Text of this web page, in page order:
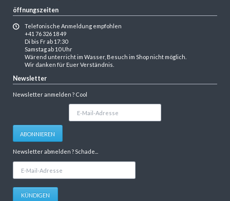
öffnungszeiten
Telefonische Anmeldung empfohlen
+41 76 326 18 49
Di bis Fr ab 17:30
Samstag ab 10 Uhr
Wärend unterricht im Wasser, Besuch im Shop nicht möglich.
Wir danken für Euer Verständnis.
Newsletter
Newsletter anmelden ? Cool
Adresse
ABONNIEREN
Newsletter abmelden ? Schade...
Adresse
KÜNDIGEN